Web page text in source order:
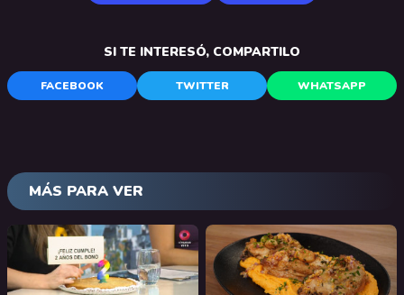
SI TE INTERESÓ, COMPARTILO
FACEBOOK TWITTER WHATSAPP
MÁS PARA VER